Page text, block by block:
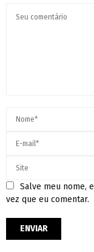
Salve meu nome,
vez que eu comentar.